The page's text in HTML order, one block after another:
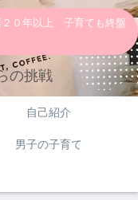
０年以上 子育ても終盤
の挑戦
自己紹介
男子の子育て